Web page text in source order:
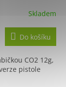
Skladem
Do košíku
CO2 12g,
pistole